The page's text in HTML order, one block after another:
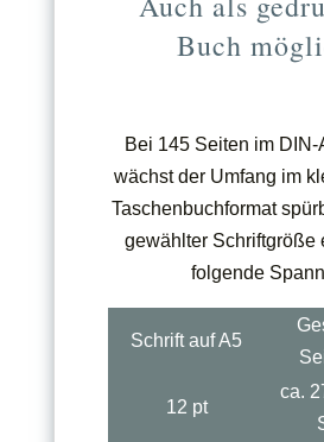
Buch
Bei 145 Seiten im DIN-
wächst der Umfang im
Taschenbuchformat
gewählter Schriftgröße
folgende
Schrift auf A5
12 pt
ca.